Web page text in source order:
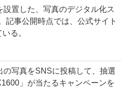
置した、写真のデジタル化ス
記事公開時点では、公式サイト
る。
写真をSNSに投稿して、抽選
」が当たるキャンペーンを